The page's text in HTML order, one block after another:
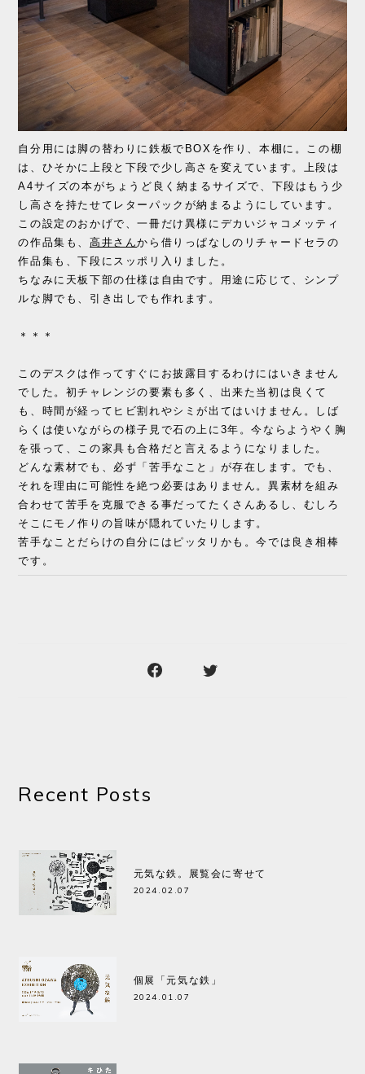
自分用には脚の替わりに鉄板でBOXを作り、本棚に。この棚
は、ひそかに上段と下段で少し高さを変えています。上段は
A4サイズの本がちょうど良く納まるサイズで、下段はもう少
し高さを持たせてレターパックが納まるようにしています。
この設定のおかげで、一冊だけ異様にデカいジャコメッティ
の作品集も、 高井さんから借りっぱなしのリチャードセラの
作品集も、下段にスッポリ入りました。
ちなみに天板下部の仕様は自由です。用途に応じて、シンプ
ルな脚でも、引き出しでも作れます。
＊＊＊
このデスクは作ってすぐにお披露目するわけにはいきません
でした。初チャレンジの要素も多く、出来た当初は良くて
も、時間が経ってヒビ割れやシミが出てはいけません。しば
らくは使いながらの様子見で石の上に3年。今ならようやく胸
を張って、この家具も合格だと言えるようになりました。
どんな素材でも、必ず「苦手なこと」が存在します。でも、
それを理由に可能性を絶つ必要はありません。異素材を組み
合わせて苦手を克服できる事だってたくさんあるし、むしろ
そこにモノ作りの旨味が隠れていたりします。
苦手なことだらけの自分にはピッタリかも。今では良き相棒
です。
Recent Posts
元気な鉄。展覧会に寄せて
2024.02.07
個展「元気な鉄」
2024.01.07